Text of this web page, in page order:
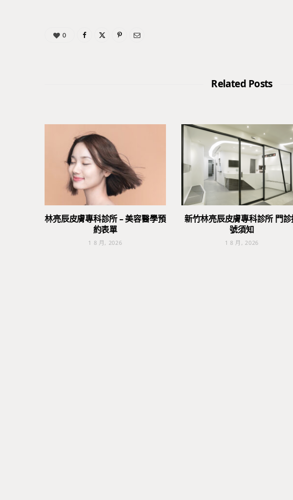
0
Related Posts
林亮辰皮膚專科診所 – 美容醫學預
約表單
1 8 月, 2026
新竹林亮辰皮膚專科診所 門
號須知
1 8 月, 2026